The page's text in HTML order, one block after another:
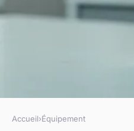
ÉQUIPEMENT
Accueil›Équipement